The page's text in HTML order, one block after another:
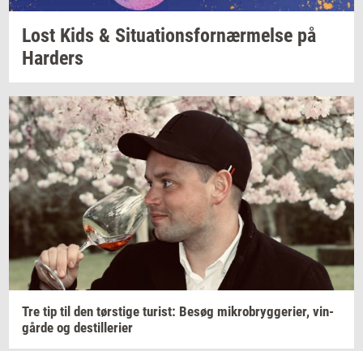
Lost Kids & Si­tu­a­tions­for­nær­mel­se på
Har­ders
Tre tip til den tørsti­ge turist: Besøg mi­kro­bryg­ge­ri­er, vin­
går­de og destil­le­ri­er